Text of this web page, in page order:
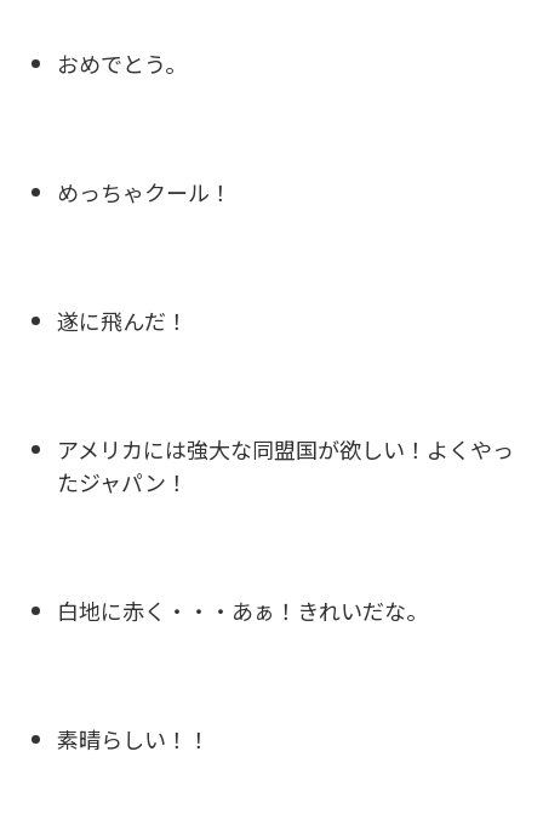
おめでとう。
めっちゃクール！
遂に飛んだ！
アメリカには強大な同盟国が欲しい！よくやっ
たジャパン！
白地に赤く・・・あぁ！きれいだな。
素晴らしい！！